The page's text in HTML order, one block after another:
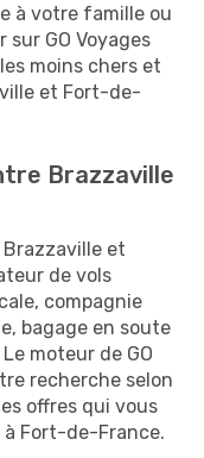
à votre famille ou
sur GO Voyages
moins chers et
et Fort-de-
Brazzaville
et
de vols
compagnie
bagage en soute
moteur de GO
recherche selon
offres qui vous
Fort-de-France.